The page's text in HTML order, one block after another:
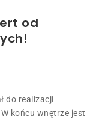
od
do realizacji
końcu wnętrze jest